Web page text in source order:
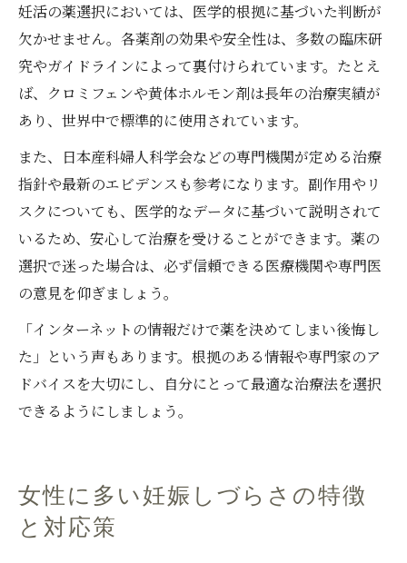
妊活の薬選択においては、医学的根拠に基づいた判断が
欠かせません。各薬剤の効果や安全性は、多数の臨床研
究やガイドラインによって裏付けられています。たとえ
ば、クロミフェンや黄体ホルモン剤は長年の治療実績が
あり、世界中で標準的に使用されています。
また、日本産科婦人科学会などの専門機関が定める治療
指針や最新のエビデンスも参考になります。副作用やリ
スクについても、医学的なデータに基づいて説明されて
いるため、安心して治療を受けることができます。薬の
選択で迷った場合は、必ず信頼できる医療機関や専門医
の意見を仰ぎましょう。
「インターネットの情報だけで薬を決めてしまい後悔し
た」という声もあります。根拠のある情報や専門家のア
ドバイスを大切にし、自分にとって最適な治療法を選択
できるようにしましょう。
女性に多い妊娠しづらさの特徴
と対応策